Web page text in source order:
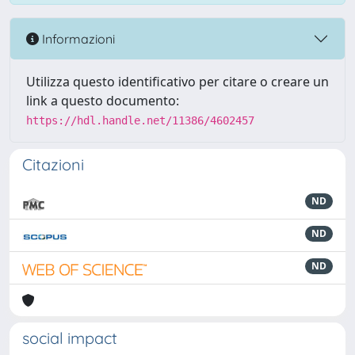
Informazioni
Utilizza questo identificativo per citare o creare un
link a questo documento:
https://hdl.handle.net/11386/4602457
Citazioni
ND
ND
ND
social impact